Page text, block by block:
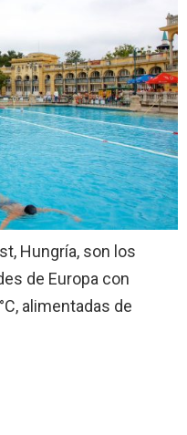
Hungría, son los
de Europa con
alimentadas de